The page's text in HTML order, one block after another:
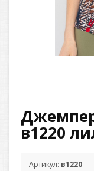
в1220
Артикул: в1220